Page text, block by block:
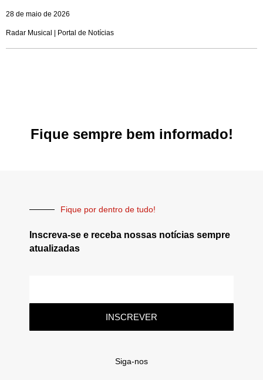
28 de maio de 2026
Radar Musical | Portal de Notícias
Fique sempre bem informado!
Fique por dentro de tudo!
Inscreva-se e receba nossas notícias sempre
atualizadas
INSCREVER
Siga-nos